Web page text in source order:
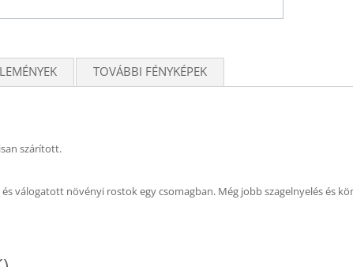
TOVÁBBI FÉNYKÉPEK
szárított.
válogatott növényi rostok egy csomagban. Még jobb szagelnyelés és